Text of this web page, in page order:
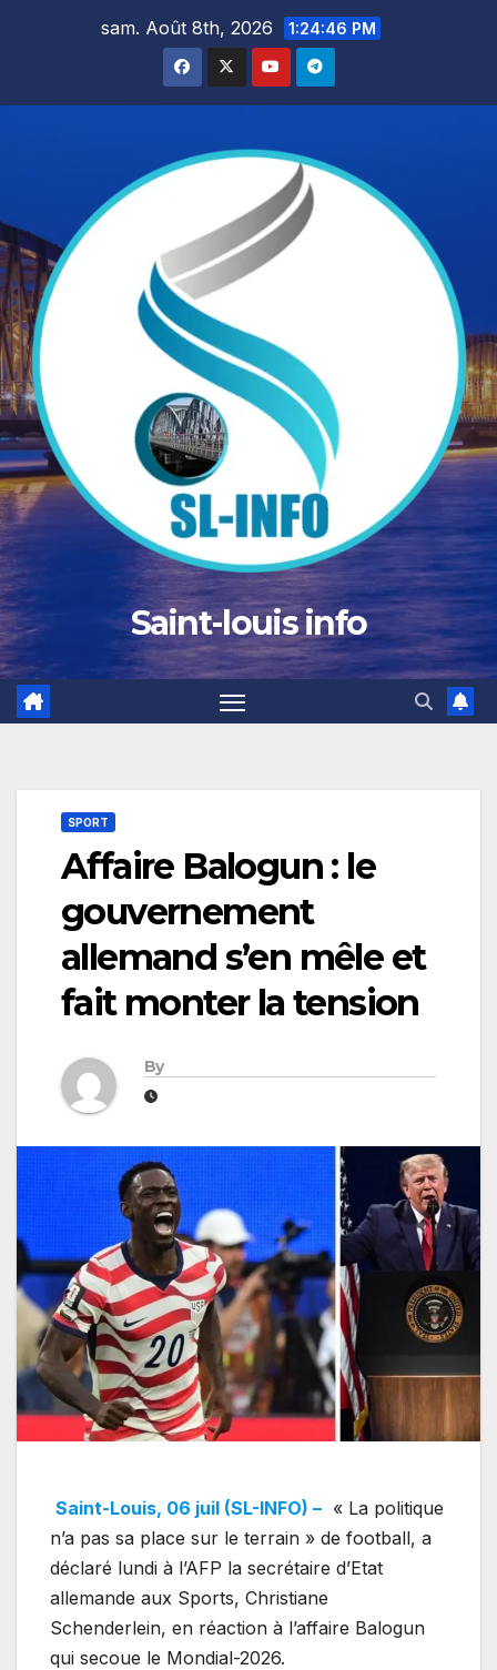
sam. Août 8th, 2026 1:24:48 PM
Saint-louis info
SPORT
Affaire Balogun : le
gouvernement
allemand s’en mêle et
fait monter la tension
By
Saint-Louis, 06 juil (SL-INFO) – « La politique
n’a pas sa place sur le terrain » de football, a
déclaré lundi à l’AFP la secrétaire d’Etat
allemande aux Sports, Christiane
Schenderlein, en réaction à l’affaire Balogun
qui secoue le Mondial-2026.